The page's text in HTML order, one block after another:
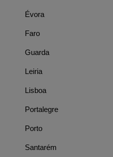
Évora
Faro
Guarda
Leiria
Lisboa
Portalegre
Porto
Santarém